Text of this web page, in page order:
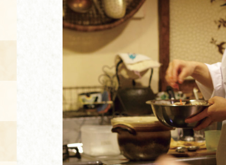
展示見学
講演会付き料理教室
あじわい館弁当